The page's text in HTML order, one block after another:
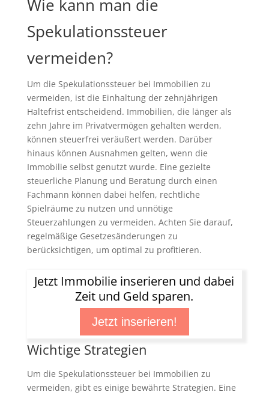
Wie kann man die
Spekulationssteuer
vermeiden?
Um die Spekulationssteuer bei Immobilien zu
vermeiden, ist die Einhaltung der zehnjährigen
Haltefrist entscheidend. Immobilien, die länger als
zehn Jahre im Privatvermögen gehalten werden,
können steuerfrei veräußert werden. Darüber
hinaus können Ausnahmen gelten, wenn die
Immobilie selbst genutzt wurde. Eine gezielte
steuerliche Planung und Beratung durch einen
Fachmann können dabei helfen, rechtliche
Spielräume zu nutzen und unnötige
Steuerzahlungen zu vermeiden. Achten Sie darauf,
regelmäßige Gesetzesänderungen zu
berücksichtigen, um optimal zu profitieren.
Jetzt Immobilie inserieren und dabei
Zeit und Geld sparen.
Jetzt inserieren!
Wichtige Strategien
Um die Spekulationssteuer bei Immobilien zu
vermeiden, gibt es einige bewährte Strategien. Eine